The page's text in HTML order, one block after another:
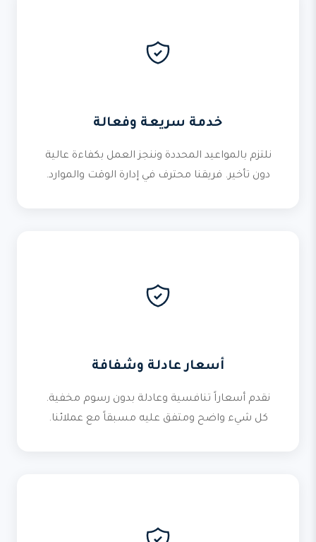
خدمة سريعة وفعالة
نلتزم بالمواعيد المحددة وننجز العمل بكفاءة عالية
دون تأخير. فريقنا محترف في إدارة الوقت والموارد.
أسعار عادلة وشفافة
نقدم أسعاراً تنافسية وعادلة بدون رسوم مخفية.
كل شيء واضح ومتفق عليه مسبقاً مع عملائنا.